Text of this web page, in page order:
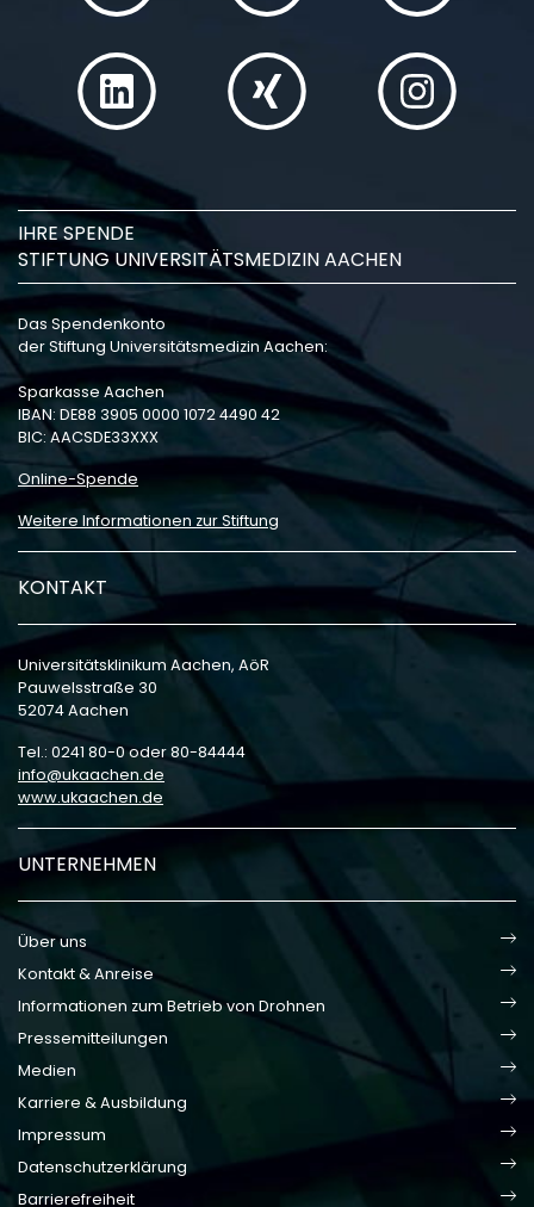
IHRE SPENDE
STIFTUNG UNIVERSITÄTSMEDIZIN AACHEN
Das Spendenkonto
der Stiftung Universitätsmedizin Aachen:
Sparkasse Aachen
IBAN: DE88 3905 0000 1072 4490 42
BIC: AACSDE33XXX
Online-Spende
Weitere Informationen zur Stiftung
KONTAKT
Universitätsklinikum Aachen, AöR
Pauwelsstraße 30
52074 Aachen
Tel.: 0241 80-0 oder 80-84444
info
ukaachen de
www.ukaachen.de
UNTERNEHMEN
Über uns
Kontakt & Anreise
Informationen zum Betrieb von Drohnen
Pressemitteilungen
Medien
Karriere & Ausbildung
Impressum
Datenschutzerklärung
Barrierefreiheit